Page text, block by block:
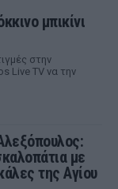
μπικίνι
στην
Live TV να την
με
της Αγίου